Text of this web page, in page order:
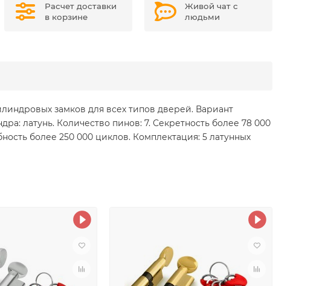
Расчет доставки
в корзине
Живой чат с
людьми
замков для всех типов дверей. Вариант
латунь. Количество пинов: 7. Секретность более 78 000
более 250 000 циклов. Комплектация: 5 латунных